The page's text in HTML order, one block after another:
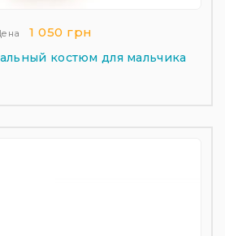
1 050 грн
костюм для мальчика